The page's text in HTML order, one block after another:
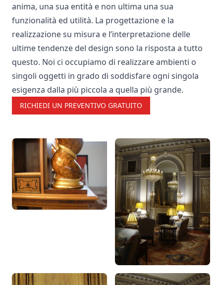
anima, una sua entità e non ultima una sua
funzionalità ed utilità. La progettazione e la
realizzazione su misura e l’interpretazione delle
ultime tendenze del design sono la risposta a tutto
questo. Noi ci occupiamo di realizzare ambienti o
singoli oggetti in grado di soddisfare ogni singola
esigenza dalla più piccola a quella più grande.
RICHIEDI UN PREVENTIVO GRATUITO